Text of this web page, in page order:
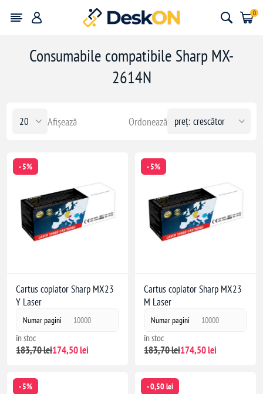
0
Consumabile compatibile Sharp MX-
2614N
Ordonează
Afișează
- 5%
Cartus copiator Sharp MX23
Y Laser
Numar pagini 10000
în stoc
183,70 lei174,50 lei
- 5%
Cartus copiator Sharp MX23
M Laser
Numar pagini 10000
în stoc
183,70 lei174,50 lei
- 5% - 0,50 lei